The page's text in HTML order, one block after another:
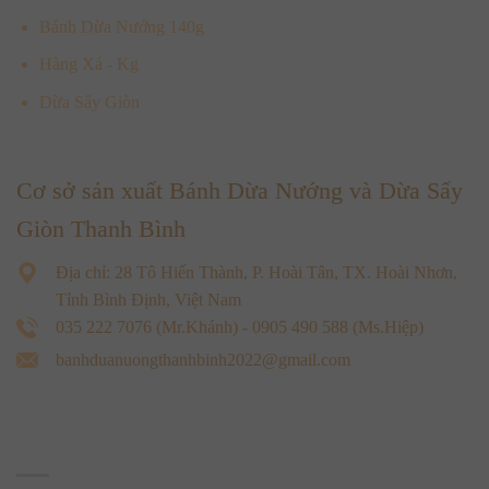
Bánh Dừa Nướng 140g
Hàng Xá - Kg
Dừa Sấy Giòn
Cơ sở sản xuất Bánh Dừa Nướng và Dừa Sấy
Giòn Thanh Bình
Địa chỉ: 28 Tô Hiến Thành, P. Hoài Tân, TX. Hoài Nhơn,
Tỉnh Bình Định, Việt Nam
035 222 7076 (Mr.Khánh) - 0905 490 588 (Ms.Hiệp)
banhduanuongthanhbinh2022@gmail.com